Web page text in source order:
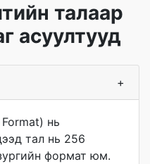
талаар
асуултууд
+
нь
тал нь 256
формат юм.